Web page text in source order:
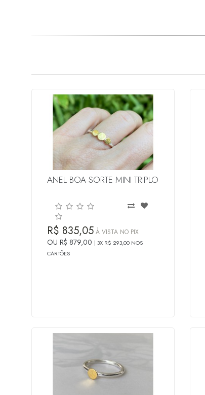
ANEL BOA SORTE MINI TRIPLO
R$ 835,05 À VISTA NO PIX
OU R$ 879,00
3X R$ 293,00 NOS
CARTÕES